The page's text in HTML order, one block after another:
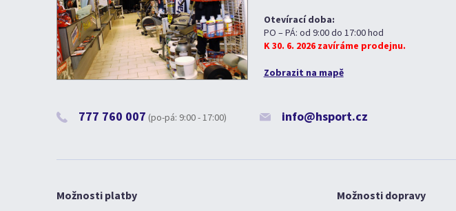
Otevírací doba:
PO – PÁ: od 9:00 do 17:00 hod
K 30. 6. 2026 zavíráme prodejnu.
Zobrazit na mapě
777 760 007 (po-pá: 9:00 - 17:00) info@hsport.cz
Možnosti platby Možnosti dopravy